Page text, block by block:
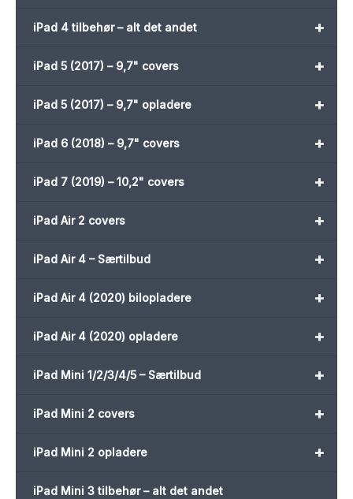
+
iPad 4 tilbehør – alt det andet
+
iPad 5 (2017) – 9,7" covers
+
iPad 5 (2017) – 9,7" opladere
+
iPad 6 (2018) – 9,7" covers
+
iPad 7 (2019) – 10,2" covers
+
iPad Air 2 covers
+
iPad Air 4 – Særtilbud
+
iPad Air 4 (2020) bilopladere
+
iPad Air 4 (2020) opladere
+
iPad Mini 1/2/3/4/5 – Særtilbud
+
iPad Mini 2 covers
+
iPad Mini 2 opladere
iPad Mini 3 tilbehør – alt det andet